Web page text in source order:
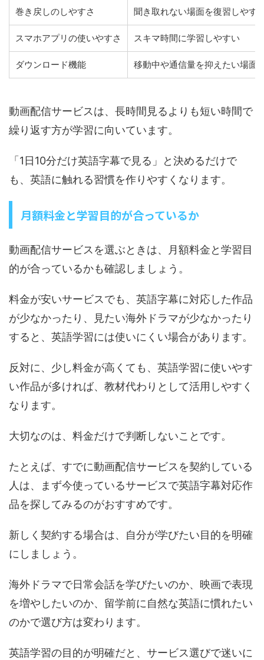
巻き戻しのしやすさ 聞き取れない場面を復習しやす
スマホアプリの使いやすさ スキマ時間に学習しやすい
ダウンロード機能 移動中や通信量を抑えたい場面
動画配信サービスは、長時間見るよりも短い時間で
繰り返す方が学習に向いています。
「1日10分だけ英語字幕で見る」と決めるだけで
も、英語に触れる習慣を作りやすくなります。
月額料金と学習目的が合っているか
動画配信サービスを選ぶときは、月額料金と学習目
的が合っているかも確認しましょう。
料金が安いサービスでも、英語字幕に対応した作品
が少なかったり、見たい海外ドラマが少なかったり
すると、英語学習には使いにくい場合があります。
反対に、少し料金が高くても、英語学習に使いやす
い作品が多ければ、教材代わりとして活用しやすく
なります。
大切なのは、料金だけで判断しないことです。
たとえば、すでに動画配信サービスを契約している
人は、まず今使っているサービスで英語字幕対応作
品を探してみるのがおすすめです。
新しく契約する場合は、自分が学びたい目的を明確
にしましょう。
海外ドラマで日常会話を学びたいのか、映画で表現
を増やしたいのか、留学前に自然な英語に慣れたい
のかで選び方は変わります。
英語学習の目的が明確だと、サービス選びで迷いに